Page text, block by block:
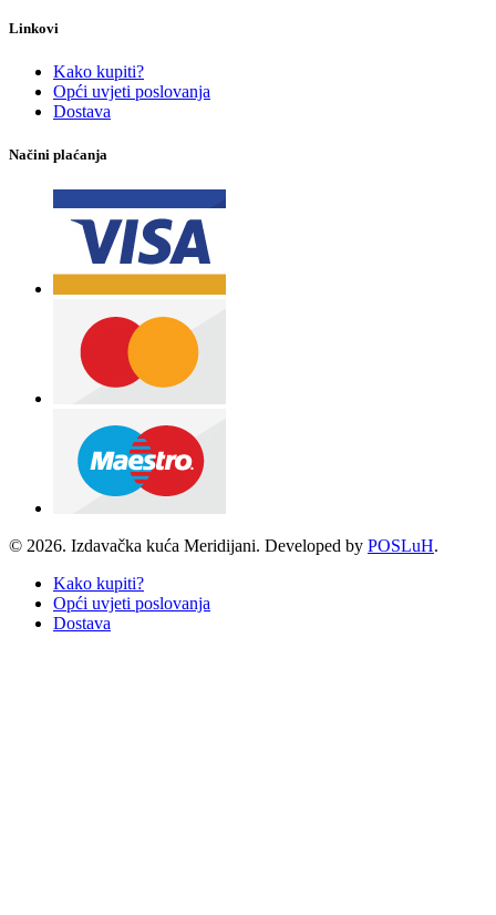
Linkovi
Kako kupiti?
Opći uvjeti poslovanja
Dostava
Načini plaćanja
© 2026. Izdavačka kuća Meridijani. Developed by POSLuH.
Kako kupiti?
Opći uvjeti poslovanja
Dostava